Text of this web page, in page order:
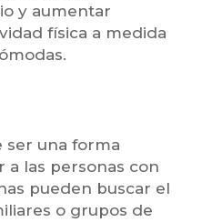
y aumentar
física a medida
ser una forma
las personas con
pueden buscar el
o grupos de